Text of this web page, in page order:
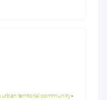
urban territorial community-